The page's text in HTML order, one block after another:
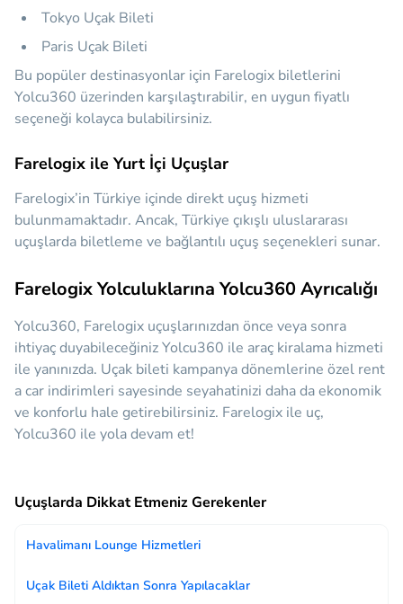
Tokyo Uçak Bileti
Paris Uçak Bileti
Bu popüler destinasyonlar için Farelogix biletlerini
Yolcu360 üzerinden karşılaştırabilir, en uygun fiyatlı
seçeneği kolayca bulabilirsiniz.
Farelogix ile Yurt İçi Uçuşlar
Farelogix’in Türkiye içinde direkt uçuş hizmeti
bulunmamaktadır. Ancak, Türkiye çıkışlı uluslararası
uçuşlarda biletleme ve bağlantılı uçuş seçenekleri sunar.
Farelogix Yolculuklarına Yolcu360 Ayrıcalığı
Yolcu360, Farelogix uçuşlarınızdan önce veya sonra
ihtiyaç duyabileceğinizYolcu360 ile araç kiralama hizmeti
ile yanınızda. Uçak bileti kampanya dönemlerine özel rent
a car indirimleri sayesinde seyahatinizi daha da ekonomik
ve konforlu hale getirebilirsiniz. Farelogix ile uç,
Yolcu360 ile yola devam et!
Uçuşlarda Dikkat Etmeniz Gerekenler
Havalimanı Lounge Hizmetleri
Uçak Bileti Aldıktan Sonra Yapılacaklar